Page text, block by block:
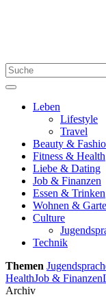
Search
for:
Menu
Leben
Lifestyle
Travel
Beauty &
Fitness & Health
Liebe & Dating
Job & Finanzen
Essen & Trinken
Wohnen &
Culture
Technik
Themen
HealthJob & Finanzen
Archiv